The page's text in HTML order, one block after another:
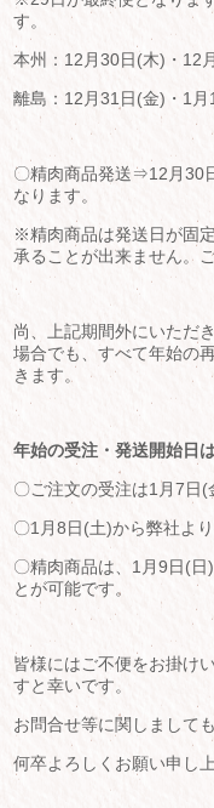
す。
本州：12月30日(木)・12
離島：12月31日(金)・1月
〇精肉商品発送⇒12月30
なります。
※精肉商品は発送日が固
承ることが出来ません。
尚、上記期間外にいただ
場合でも、すべて年始の
きます。
年始の受注・発送開始日
〇ご注文の受注は1月7日(
〇1月8日(土)から弊社よ
〇精肉商品は、1月9日(
とが可能です。
皆様にはご不便をお掛け
すと幸いです。
お問合せ等に関しまして
何卒よろしくお願い申し上